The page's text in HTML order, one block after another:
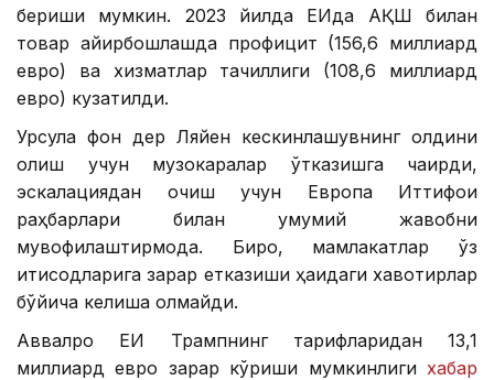
бериши мумкин. 2023 йилда ЕИда АҚШ билан
товар айирбошлашда профицит (156,6 миллиард
евро) ва хизматлар тақчиллиги (108,6 миллиард
евро) кузатилди.
Урсула фон дер Ляйен кескинлашувнинг олдини
олиш учун музокаралар ўтказишга чақирди,
эскалациядан қочиш учун Европа Иттифоқи
раҳбарлари билан умумий жавобни
мувофиқлаштирмоқда. Бироқ, мамлакатлар ўз
иқтисодларига зарар етказиши ҳақидаги хавотирлар
бўйича келиша олмайди.
Аввалроқ ЕИ Трампнинг тарифларидан 13,1
миллиард евро зарар кўриши мумкинлиги хабар